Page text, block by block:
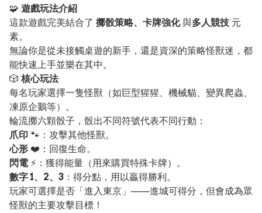
🧩 遊戲玩法介紹
這款遊戲完美結合了 擲骰策略、卡牌強化與多人競技 元
素。
無論你是從未接觸桌遊的新手，還是資深的策略怪獸迷，都
能快速上手並樂在其中。
🎲 核心玩法
每名玩家選擇一隻怪獸（如巨型猩猩、機械貓、變異爬蟲、
凍原企鵝等）。
輪流擲六顆骰子，骰出不同符號代表不同行動：
爪印 🐾：攻擊其他怪獸。
心形 ❤️：回復生命。
閃電⚡：獲得能量（用來購買特殊卡牌）。
數字 1、2、3 ：得分點，用以贏得勝利。
玩家可選擇是否「進入東京」——進城可得分，但會成為眾
怪獸的主要攻擊目標！